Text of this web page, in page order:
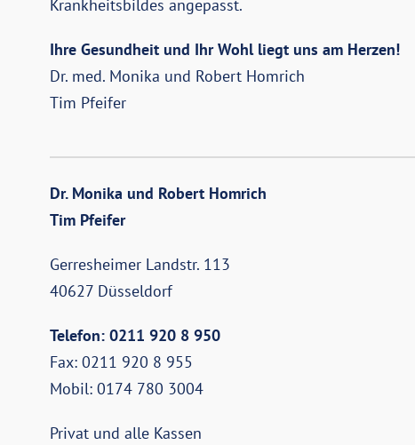
Krankheitsbildes angepasst.
Ihre Gesundheit und Ihr Wohl liegt uns am Herzen!
Dr. med. Monika und Robert Homrich
Tim Pfeifer
Dr. Monika und Robert Homrich
Tim Pfeifer
Gerresheimer Landstr. 113
40627 Düsseldorf
Telefon: 0211 920 8 950
Fax: 0211 920 8 955
Mobil: 0174 780 3004
Privat und alle Kassen